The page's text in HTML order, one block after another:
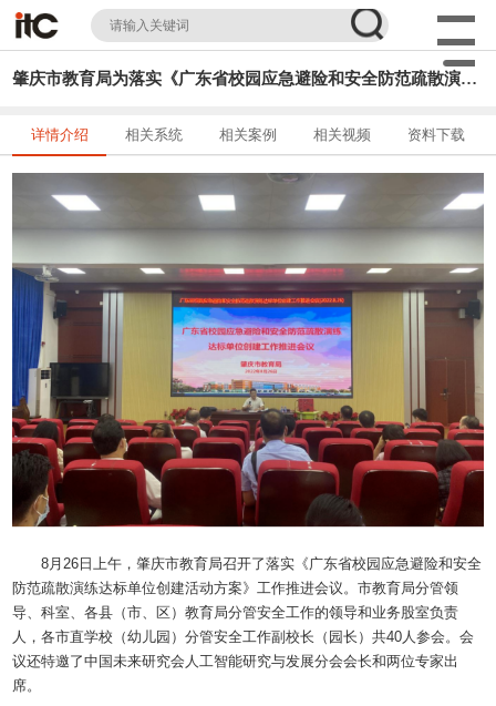
肇庆市教育局为落实《广东省校园应急避险和安全防范疏散演练达标单位创建活动方案》召开工作推进会议
详情介绍 相关系统 相关案例 相关视频 资料下载
8月26日上午，肇庆市教育局召开了落实《广东省校园应急避险和安全
防范疏散演练达标单位创建活动方案》工作推进会议。市教育局分管领
导、科室、各县（市、区）教育局分管安全工作的领导和业务股室负责
人，各市直学校（幼儿园）分管安全工作副校长（园长）共40人参会。会
议还特邀了中国未来研究会人工智能研究与发展分会会长和两位专家出
席。